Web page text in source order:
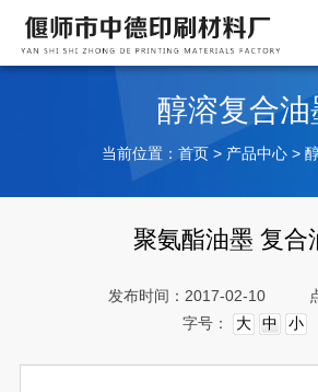
醇溶复合油
当前位置：首页 > 产品中心 >
聚氨酯油墨 复合
发布时间：2017-02-10
字号：
大 中 小